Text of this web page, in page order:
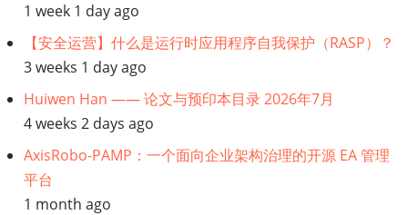
【数
据
科
学
家】
1 week 1 day ago
【安全运营】什么是运行时应用程序自我保护（RASP）？
3 weeks 1 day ago
Huiwen Han —— 论文与预印本目录 2026年7月
4 weeks 2 days ago
AxisRobo-PAMP：一个面向企业架构治理的开源 EA 管理
平台
1 month ago